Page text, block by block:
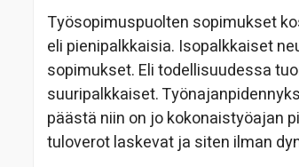
Työsopimuspuolten sopimukset
eli pienipalkkaisia. Isopalkkaiset
sopimukset. Eli todellisuudessa
suuripalkkaiset.
päästä niin on jo kokonaistyöajan
tuloverot laskevat ja siten ilman